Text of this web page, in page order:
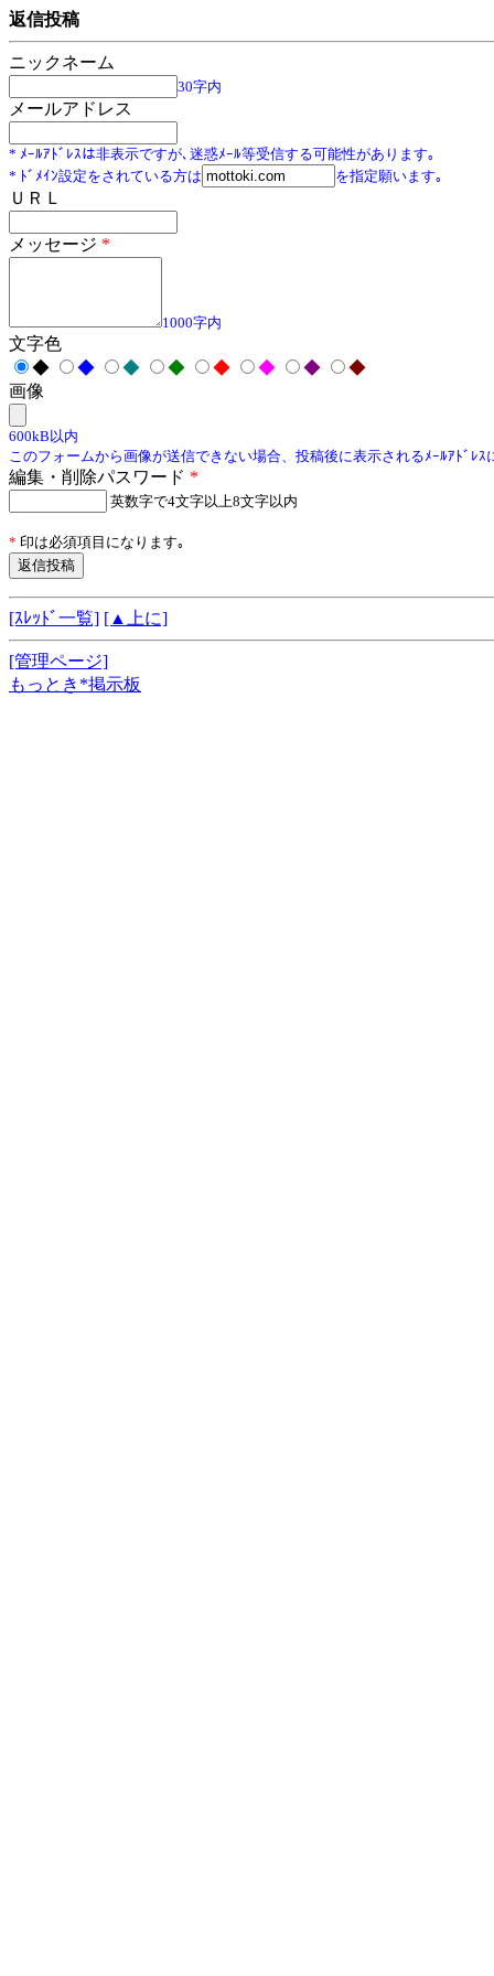
返信投稿
ニックネーム
30字内
メールアドレス
* ﾒｰﾙｱﾄﾞﾚｽは非表示ですが､迷惑ﾒｰﾙ等受信する可能性があります｡
* ﾄﾞﾒｲﾝ設定をされている方は
を指定願います｡
ＵＲＬ
メッセージ *
1000字内
文字色
◆
◆ ◆ ◆ ◆ ◆ ◆
◆
画像
600kB以内
このフォームから画像が送信できない場合、投稿後に表示されるﾒｰﾙｱﾄﾞﾚ
編集・削除パスワード *
英数字で4文字以上8文字以内
* 印は必須項目になります｡
[ｽﾚｯﾄﾞ一覧] [▲上に]
[管理ページ]
もっとき*掲示板